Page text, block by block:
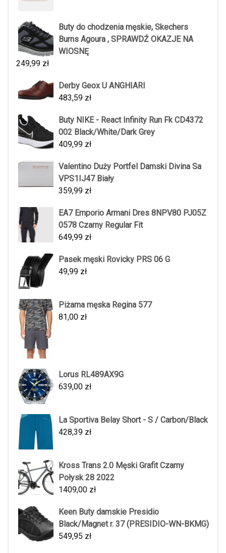
Buty do chodzenia męskie, Skechers
Burns Agoura , SPRAWDŹ OKAZJE NA
WIOSNĘ
249,99 zł
Derby Geox U ANGHIARI
483,59 zł
Buty NIKE - React Infinity Run Fk CD4372
002 Black/White/Dark Grey
409,99 zł
Valentino Duży Portfel Damski Divina Sa
VPS1IJ47 Biały
359,99 zł
EA7 Emporio Armani Dres 8NPV80 PJ05Z
0578 Czarny Regular Fit
649,99 zł
Pasek męski Rovicky PRS 06 G
49,99 zł
Piżama męska Regina 577
81,00 zł
Lorus RL489AX9G
639,00 zł
La Sportiva Belay Short - S / Carbon/Black
428,39 zł
Kross Trans 2.0 Męski Grafit Czarny
Połysk 28 2022
1409,00 zł
Keen Buty damskie Presidio
Black/Magnet r. 37 (PRESIDIO-WN-BKMG)
549,95 zł